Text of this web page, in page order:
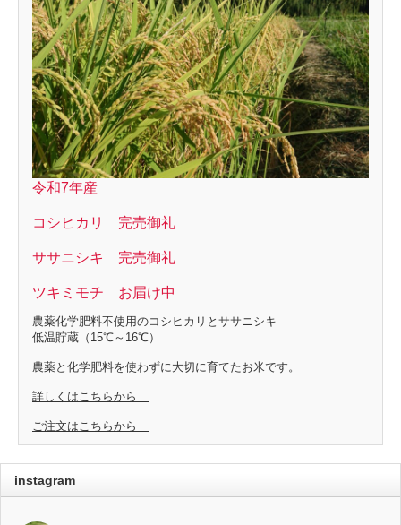
令和7年産
コシヒカリ 完売御礼
ササニシキ 完売御礼
ツキミモチ お届け中
農薬化学肥料不使用のコシヒカリとササニシキ
低温貯蔵（15℃～16℃）
農薬と化学肥料を使わずに大切に育てたお米です。
詳しくはこちらから
ご注文はこちらから
instagram